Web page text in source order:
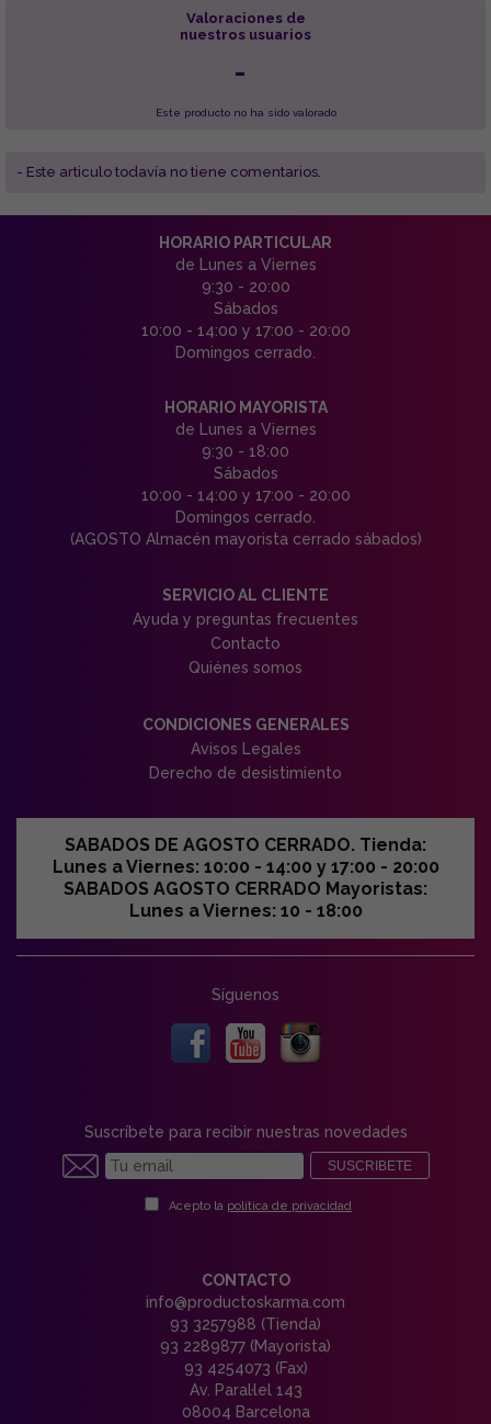
Valoraciones de
nuestros usuarios
-
Este producto no ha sido valorado
- Este articulo todavía no tiene comentarios.
HORARIO PARTICULAR
de Lunes a Viernes
9:30 - 20:00
Sábados
10:00 - 14:00 y 17:00 - 20:00
Domingos cerrado.
HORARIO MAYORISTA
de Lunes a Viernes
9:30 - 18:00
Sábados
10:00 - 14:00 y 17:00 - 20:00
Domingos cerrado.
(AGOSTO Almacén mayorista cerrado sábados)
SERVICIO AL CLIENTE
Ayuda y preguntas frecuentes
Contacto
Quiénes somos
CONDICIONES GENERALES
Avisos Legales
Derecho de desistimiento
SABADOS DE AGOSTO CERRADO. Tienda:
Lunes a Viernes: 10:00 - 14:00 y 17:00 - 20:00
SABADOS AGOSTO CERRADO Mayoristas:
Lunes a Viernes: 10 - 18:00
Síguenos
Suscríbete para recibir nuestras novedades
SUSCRIBETE
Acepto la política de privacidad
CONTACTO
info@productoskarma.com
93 3257988 (Tienda)
93 2289877 (Mayorista)
93 4254073 (Fax)
Av. Paral·lel 143
08004 Barcelona